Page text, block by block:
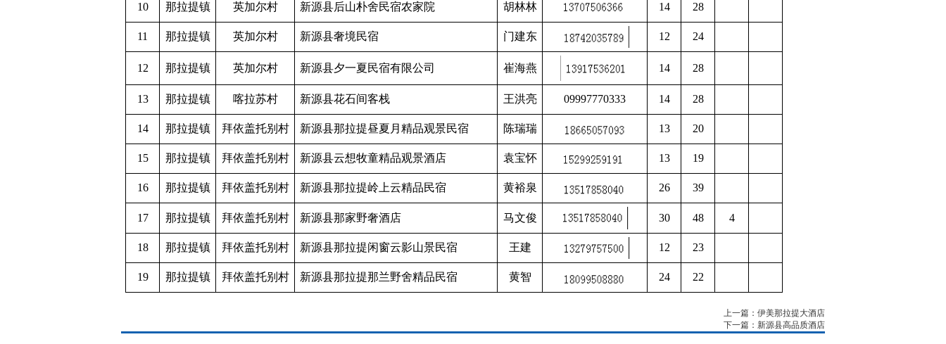
10 那拉提镇 英加尔村 新源县后山朴舍民宿农家院 胡林林 14 28
11 那拉提镇 英加尔村 新源县奢境民宿 门建东 12 24
12 那拉提镇 英加尔村 新源县夕一夏民宿有限公司 崔海燕 14 28
13 那拉提镇 喀拉苏村 新源县花石间客栈 王洪亮 09997770333 14 28
14 那拉提镇 拜依盖托别村 新源县那拉提昼夏月精品观景民宿 陈瑞瑞 13 20
15 那拉提镇 拜依盖托别村 新源县云想牧童精品观景酒店 袁宝怀 13 19
16 那拉提镇 拜依盖托别村 新源县那拉提岭上云精品民宿 黄裕泉 26 39
17 那拉提镇 拜依盖托别村 新源县那家野奢酒店 马文俊 30 48 4
18 那拉提镇 拜依盖托别村 新源县那拉提闲窗云影山景民宿 王建 12 23
19 那拉提镇 拜依盖托别村 新源县那拉提那兰野舍精品民宿 黄智 24 22
上一篇：伊美那拉提大酒店
下一篇：新源县高品质酒店